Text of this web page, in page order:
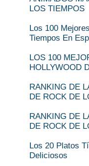
LOS TIEMPOS
Los 100
Tiempos En
LOS 100
HOLLYWOOD
RANKING DE
DE ROCK DE
RANKING DE
DE ROCK DE
Los 20 Platos
Deliciosos